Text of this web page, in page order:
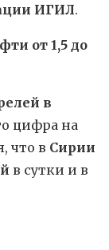
ИГИЛ.
от 1,5 до
в
цифра на
что в Сирии
в сутки и в